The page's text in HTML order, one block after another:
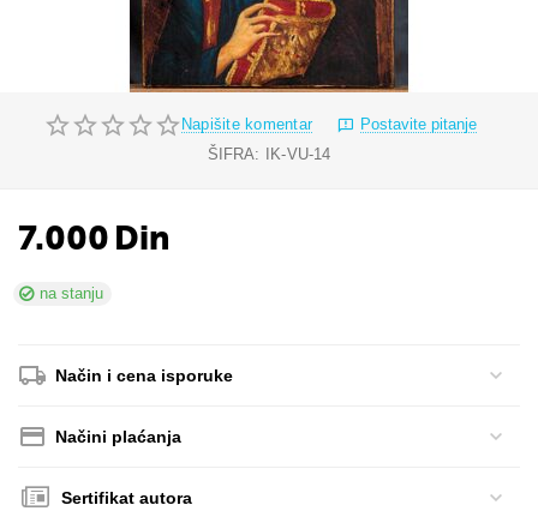
Napišite komentar
Postavite pitanje
ŠIFRA:
IK-VU-14
7.000 Din
na stanju
Način i cena isporuke
Načini plaćanja
Sertifikat autora